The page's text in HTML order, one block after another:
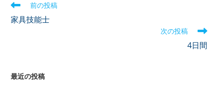
前の投稿
家具技能士
次の投稿
4日間
最近の投稿